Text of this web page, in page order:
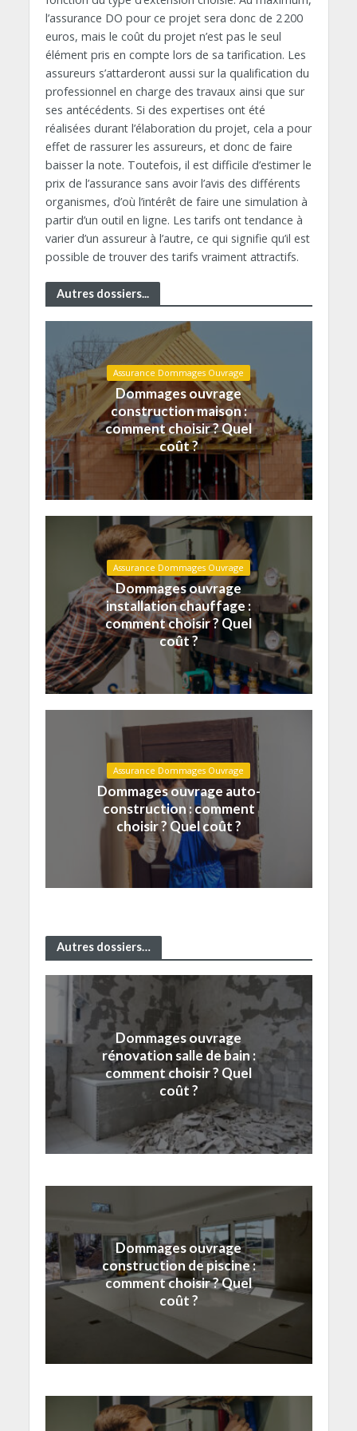
l’assurance DO pour ce projet sera donc de 2 200
euros, mais le coût du projet n’est pas le seul
élément pris en compte lors de sa tarification. Les
assureurs s’attarderont aussi sur la qualification du
professionnel en charge des travaux ainsi que sur
ses antécédents. Si des expertises ont été
réalisées durant l’élaboration du projet, cela a pour
effet de rassurer les assureurs, et donc de faire
baisser la note. Toutefois, il est difficile d’estimer le
prix de l’assurance sans avoir l’avis des différents
organismes, d’où l’intérêt de faire une simulation à
partir d’un outil en ligne. Les tarifs ont tendance à
varier d’un assureur à l’autre, ce qui signifie qu’il est
possible de trouver des tarifs vraiment attractifs.
Autres dossiers...
Assurance Dommages Ouvrage
Dommages ouvrage
construction maison :
comment choisir ? Quel
coût ?
Assurance Dommages Ouvrage
Dommages ouvrage
installation chauffage :
comment choisir ? Quel
coût ?
Assurance Dommages Ouvrage
Dommages ouvrage auto-
construction : comment
choisir ? Quel coût ?
Autres dossiers…
Dommages ouvrage
rénovation salle de bain :
comment choisir ? Quel
coût ?
Dommages ouvrage
construction de piscine :
comment choisir ? Quel
coût ?